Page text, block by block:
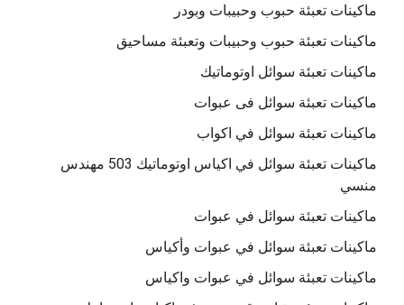
ماكينات تعبئة حبوب وحبيبات وبودر
ماكينات تعبئة حبوب وحبيبات وتعبئة مساحيق
ماكينات تعبئة سوائل اوتوماتيك
ماكينات تعبئة سوائل فى عبوات
ماكينات تعبئة سوائل في اكواب
ماكينات تعبئة سوائل في اكياس اوتوماتيك 503 مهندس
منسي
ماكينات تعبئة سوائل في عبوات
ماكينات تعبئة سوائل في عبوات وأكياس
ماكينات تعبئة سوائل في عبوات واكياس